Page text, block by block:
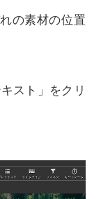
の素材の位置
スト」をクリ